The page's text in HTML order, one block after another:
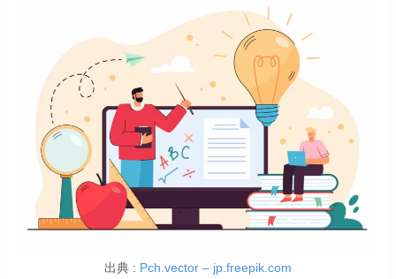
出典 : Pch.vector – jp.freepik.com